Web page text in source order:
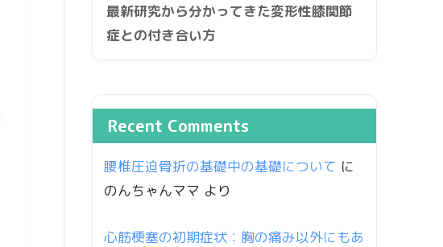
最新研究から分かってきた変形性膝関節
症との付き合い方
Recent Comments
腰椎圧迫骨折の基礎中の基礎について に
のんちゃんママ より
心筋梗塞の初期症状：胸の痛み以外にもあ